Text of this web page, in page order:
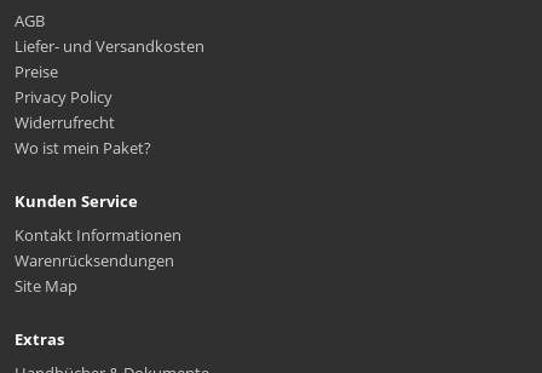
AGB
Liefer- und Versandkosten
Preise
Privacy Policy
Widerrufrecht
Wo ist mein Paket?
Kunden Service
Kontakt Informationen
Warenrücksendungen
Site Map
Extras